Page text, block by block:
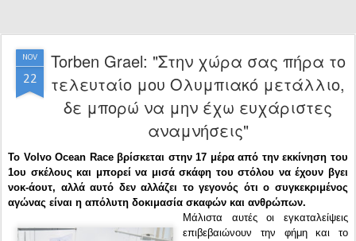
NOV
22
Torben Grael: "Στην χώρα σας πήρα το
τελευταίο μου Ολυμπιακό μετάλλιο,
δε μπορώ να μην έχω ευχάριστες
αναμνήσεις"
Το Volvo Ocean Race βρίσκεται στην 17 μέρα από την εκκίνηση του
1ου σκέλους και μπορεί να μισά σκάφη του στόλου να έχουν βγει
νοκ-άουτ, αλλά αυτό δεν αλλάζει το γεγονός ότι ο συγκεκριμένος
αγώνας είναι η απόλυτη δοκιμασία σκαφών και ανθρώπων.
Μάλιστα αυτές οι εγκαταλείψεις
επιβεβαιώνουν την φήμη και το